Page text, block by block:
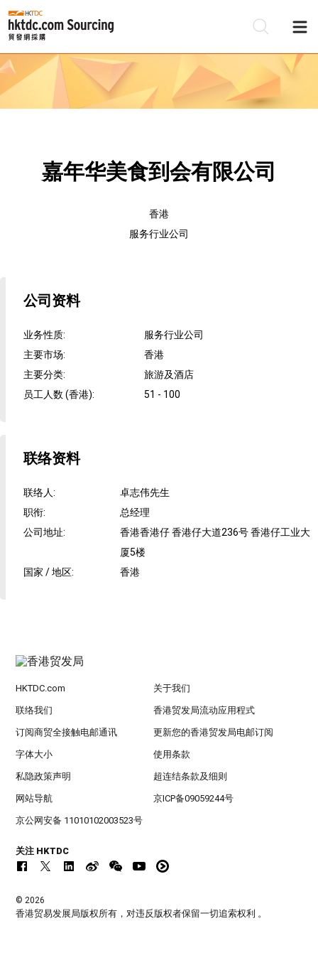
嘉年华美食到会有限公司
香港
服务行业公司
公司资料
业务性质:
服务行业公司
主要市场:
香港
主要分类:
旅游及酒店
员工人数 (香港): 51 - 100
联络资料
联络人:
卓志伟先生
职衔:
总经理
公司地址:
香港香港仔 香港仔大道236号 香港仔工业大
厦5楼
国家 / 地区: 香港
HKTDC.com 关于我们
联络我们 香港贸发局流动应用程式
订阅商贸全接触电邮通讯 更新您的香港贸发局电邮订阅
字体大小 使用条款
私隐政策声明 超连结条款及细则
网站导航 京ICP备09059244号
京公网安备 11010102003523号
关注 HKTDC
© 2026
香港贸易发展局版权所有，对违反版权者保留一切追索权利 。